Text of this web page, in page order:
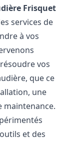
Frisquet
services de
à vos
vos
que ce
une
maintenance.
et des